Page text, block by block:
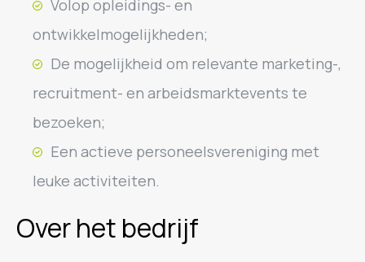
Volop opleidings- en
ontwikkelmogelijkheden;
De mogelijkheid om relevante marketing-,
recruitment- en arbeidsmarktevents te
bezoeken;
Een actieve personeelsvereniging met
leuke activiteiten.
Over het bedrijf